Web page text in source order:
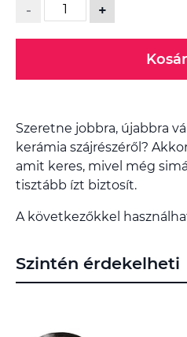
- +
Szeretne jobbra, újabbra
kerámia szájrészéről?
amit keres, mivel még
tisztább ízt biztosít.
A következőkkel
Szintén érdekelheti